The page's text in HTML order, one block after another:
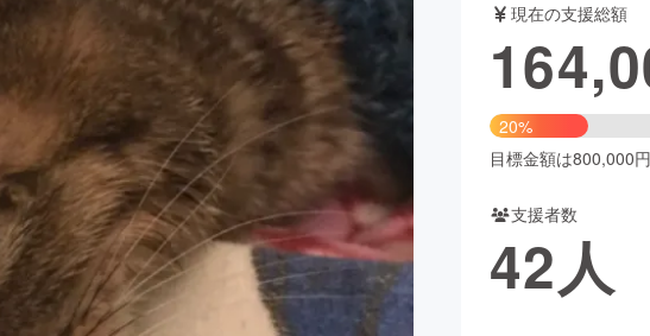
音楽 舞台・パフォーマンス
ゲーム・サービス開発
書籍・雑誌出版
チャレンジ ビューティー・ヘルスケア
現在の支援総額
20%
目標金額は800,000円
支援者数
42人